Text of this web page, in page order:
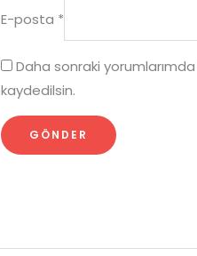
E-posta *
Daha sonraki
kaydedilsin.